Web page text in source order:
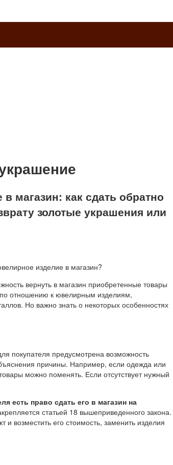
магазин: как сдать обратно
золотые украшения или
изделие в магазин?
вернуть в магазин приобретенные товары
отношению к ювелирным изделиям,
Но важно знать о некоторых особенностях
покупателя предусмотрена возможность
причины. Например, если одежда или
можно поменять. Если отсутствует нужный
есть право сдать его в магазин на
статьей 18 вышеприведенного закона.
возместить его стоимость, заменить изделия